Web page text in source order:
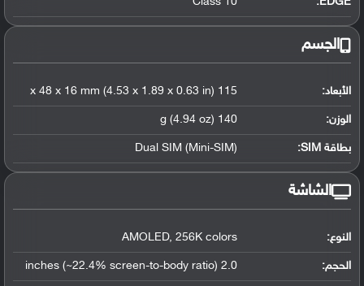
الجسم
الأبعاد: 115 x 48 x 16 mm (4.53 x 1.89 x 0.63 in)
الوزن: 140 g (4.94 oz)
بطاقة SIM: Dual SIM (Mini-SIM)
الشاشة
النوع: AMOLED, 256K colors
الحجم: 2.0 inches (~22.4% screen-to-body ratio)